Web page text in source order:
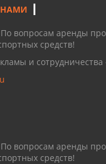
НАМИ
вопросам аренды
средств!
и сотрудничества
вопросам аренды
средств!